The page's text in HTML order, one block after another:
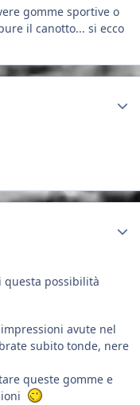
gomme sportive o
il canotto... si ecco
possibilità
avute nel
subito tonde, nere
queste gomme e